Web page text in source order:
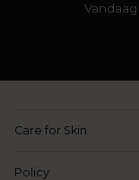
Care for Skin
Policy